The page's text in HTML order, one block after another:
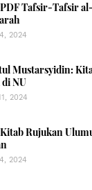
Tafsir-Tafsir
2024
Mustarsyidin:
NU
2024
Rujukan
2024